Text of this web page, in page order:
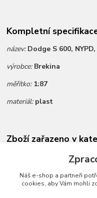
Kompletní
název: Dodge S 600,
výrobce: Brekina
měřítko: 1:87
materiál: plast
Zboží zařazeno v
Novinky dle data přidání
Všechny modely
Modely 1:87
Náš e-shop a partneři
cookies, aby Vám mohli